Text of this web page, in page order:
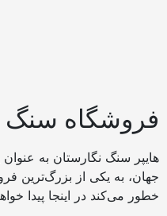
فروشگاه سنگ
هایپر سنگ نگارستان به
جهان، به یکی از بزرگ‌ترین
خطور می‌کند در اینجا پیدا